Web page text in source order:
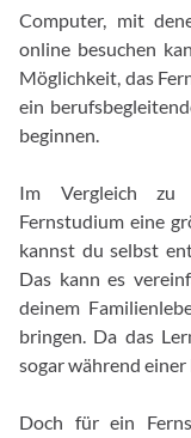
Computer, mit
online besuchen
Möglichkeit, das
ein
beginnen.
Im Vergleich zu
Fernstudium eine
kannst du selbst
Das kann es
deinem
bringen. Da das
sogar während einer
Doch für ein